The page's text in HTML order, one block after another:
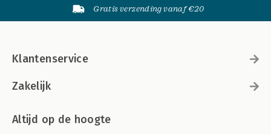
Gratis verzending vanaf €20
Klantenservice
Zakelijk
Altijd op de hoogte